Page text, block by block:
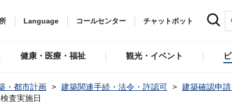
Language コールセンター チャットボット
健康・医療・福祉 観光・イベント
・都市計画 建築関連手続・法令・許認可
建築確認申
検査実施日